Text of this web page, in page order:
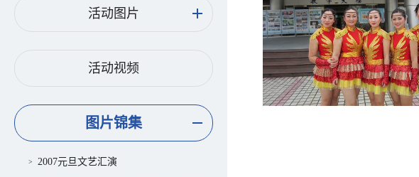
活动图片
活动视频
图片锦集
2007元旦文艺汇演